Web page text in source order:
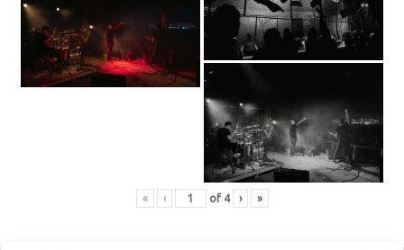
« ‹ of 4 › »